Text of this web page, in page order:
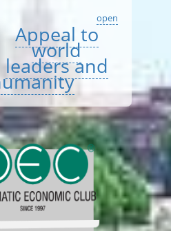
open
Appeal to
world
leaders and